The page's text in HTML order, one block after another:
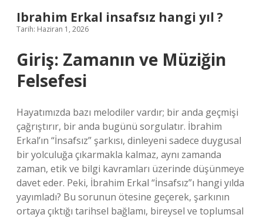
Ibrahim Erkal insafsız hangi yıl ?
Tarih: Haziran 1, 2026
Giriş: Zamanın ve Müziğin
Felsefesi
Hayatımızda bazı melodiler vardır; bir anda geçmişi
çağrıştırır, bir anda bugünü sorgulatır. İbrahim
Erkal’ın “İnsafsız” şarkısı, dinleyeni sadece duygusal
bir yolculuğa çıkarmakla kalmaz, aynı zamanda
zaman, etik ve bilgi kavramları üzerinde düşünmeye
davet eder. Peki, İbrahim Erkal “İnsafsız”ı hangi yılda
yayımladı? Bu sorunun ötesine geçerek, şarkının
ortaya çıktığı tarihsel bağlamı, bireysel ve toplumsal